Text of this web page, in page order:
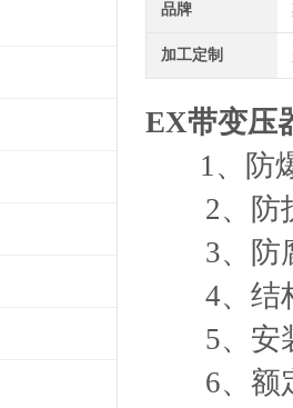
品牌
加工定制
EX带变压
1、防爆
2、防护
3、防
4、结
5、安
6、额定